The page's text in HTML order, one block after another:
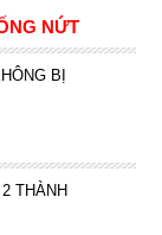
NỨT
BỊ
THÀNH